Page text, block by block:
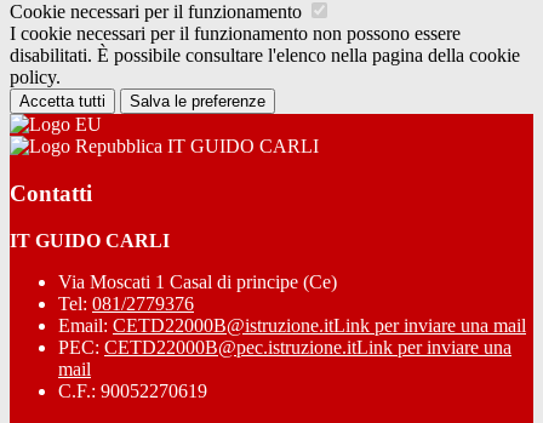
Cookie necessari per il funzionamento
I cookie necessari per il funzionamento non possono essere
disabilitati. È possibile consultare l'elenco nella pagina della cookie
policy.
Accetta tutti Salva le preferenze
IT GUIDO CARLI
Contatti
IT GUIDO CARLI
Via Moscati 1 Casal di principe (Ce)
Tel: 081/2779376
Email: CETD22000B@istruzione.itLink per inviare una mail
PEC: CETD22000B@pec.istruzione.itLink per inviare una
mail
C.F.: 90052270619